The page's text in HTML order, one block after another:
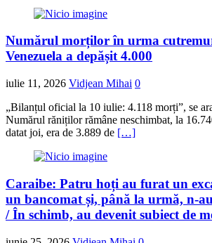
Numărul morților în urma
Venezuela a depășit 4.000
iulie 11, 2026 Vidjean Mihai 0
„Bilanțul oficial la 10 iulie: 4.118 morți”, se
Numărul răniților rămâne neschimbat, la
datat joi, era de 3.889 de […]
Caraibe: Patru hoți au furat un
un bancomat și, până la urmă, n-
/ În schimb, au devenit subiect de